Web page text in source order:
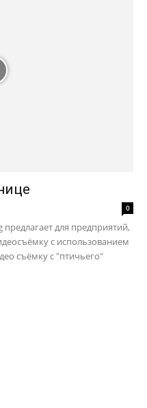
0
для предприятий,
с использованием
съёмку с "птичьего"